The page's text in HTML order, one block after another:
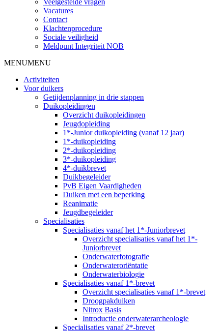
Veelgestelde vragen
Vacatures
Contact
Klachtenprocedure
Sociale veiligheid
Meldpunt Integriteit NOB
MENUMENU
Activiteiten
Voor duikers
Getijdenplanning in drie stappen
Duikopleidingen
Overzicht duikopleidingen
Jeugdopleiding
1*-Junior duikopleiding (vanaf 12 jaar)
1*-duikopleiding
2*-duikopleiding
3*-duikopleiding
4*-duikbrevet
Duikbegeleider
PvB Eigen Vaardigheden
Duiken met een beperking
Reanimatie
Jeugdbegeleider
Specialisaties
Specialisaties vanaf het 1*-Juniorbrevet
Overzicht specialisaties vanaf het 1*-
Juniorbrevet
Onderwaterfotografie
Onderwateroriëntatie
Onderwaterbiologie
Specialisaties vanaf 1*-brevet
Overzicht specialisaties vanaf 1*-brevet
Droogpakduiken
Nitrox Basis
Introductie onderwaterarcheologie
Specialisaties vanaf 2*-brevet